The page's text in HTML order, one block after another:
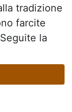
tradizione
farcite
la